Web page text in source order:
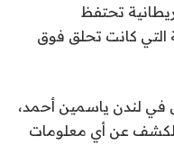
تحتفظ
التي كانت تحلق فوق
لندن ياسمين أحمد،
الكشف عن أي معلومات